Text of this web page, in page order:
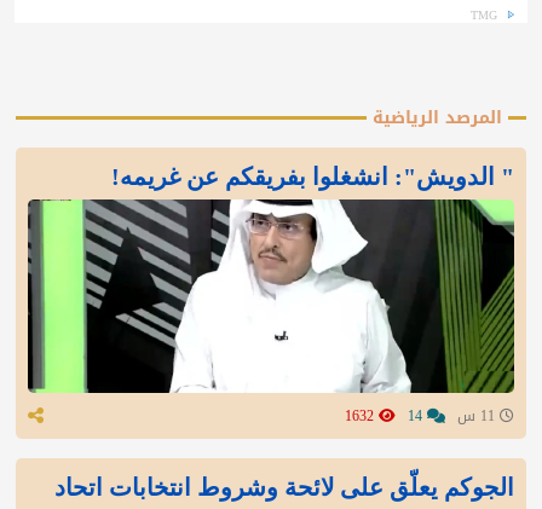
TMG
المرصد الرياضية
" الدويش": انشغلوا بفريقكم عن غريمه!
الجوكم يعلّق على لائحة وشروط انتخابات اتحاد